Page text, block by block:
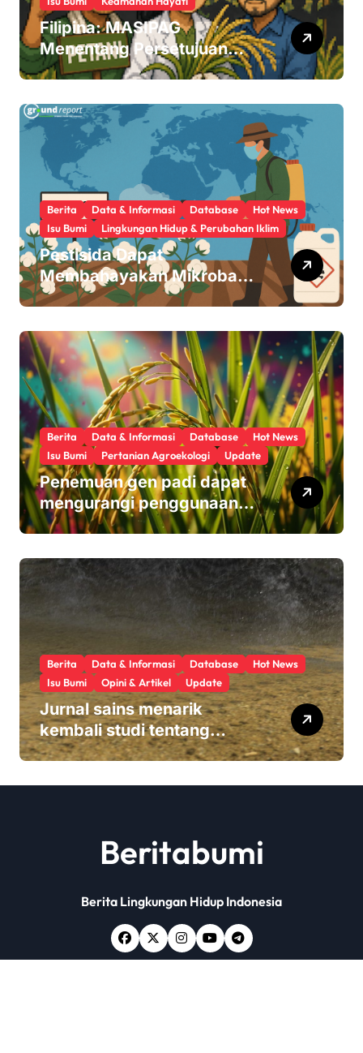
Filipina: MASIPAG
Menentang Persetujuan
Beras Transgenik
Berita Data & Informasi Database
Hot News
Isu Bumi
Lingkungan Hidup & Perubahan Iklim
Pestisida Dapat
Membahayakan Mikroba
Usus Kita
Berita Data & Informasi Database
Hot News
Isu Bumi
Pertanian Agroekologi Update
Penemuan gen padi dapat
mengurangi penggunaan
pupuk sekaligus melindungi
Berita Data & Informasi Database
Hot News
Isu Bumi
Opini & Artikel Update
Jurnal sains menarik
kembali studi tentang
keamanan Monsanto
Beritabumi
Berita Lingkungan Hidup Indonesia